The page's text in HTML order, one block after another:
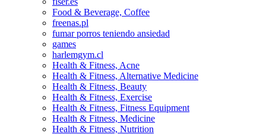
Food & Beverage, Coffee
freenas.pl
fumar porros teniendo ansiedad
games
harlemgym.cl
Health & Fitness, Acne
Health & Fitness, Alternative Medicine
Health & Fitness, Beauty
Health & Fitness, Exercise
Health & Fitness, Fitness Equipment
Health & Fitness, Medicine
Health & Fitness, Nutrition